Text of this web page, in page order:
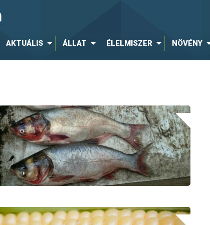
AKTUÁLIS ÁLLAT ÉLELMISZER NÖVÉNY